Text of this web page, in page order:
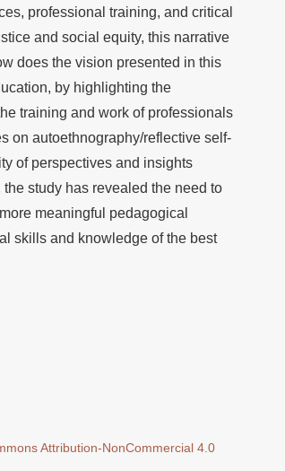
professional training, and critical
and social equity, this narrative
does the vision presented in this
by highlighting the
training and work of professionals
on autoethnography/reflective self-
of perspectives and insights
study has revealed the need to
meaningful pedagogical
skills and knowledge of the best
Attribution-NonCommercial 4.0